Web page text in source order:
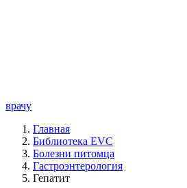
врачу
Главная
Библиотека EVC
Болезни питомца
Гастроэнтерология
Гепатит